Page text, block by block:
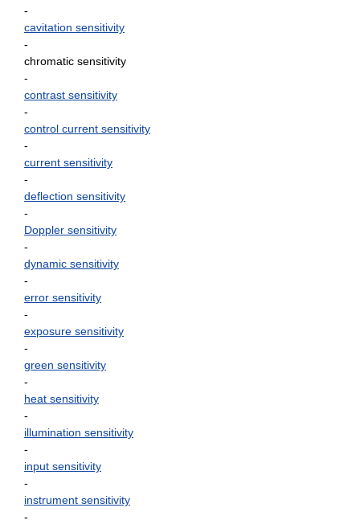
-
cavitation sensitivity
-
chromatic sensitivity
-
contrast sensitivity
-
control current sensitivity
-
current sensitivity
-
deflection sensitivity
-
Doppler sensitivity
-
dynamic sensitivity
-
error sensitivity
-
exposure sensitivity
-
green sensitivity
-
heat sensitivity
-
illumination sensitivity
-
input sensitivity
-
instrument sensitivity
-